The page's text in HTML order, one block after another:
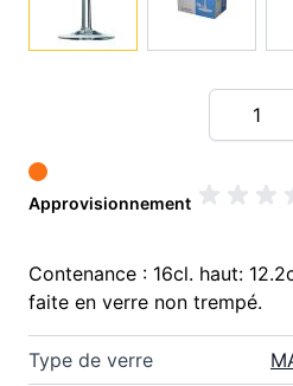
Approvisionnement
Contenance : 16cl. haut:
faite en verre non trempé.
Type de verre
Quantité